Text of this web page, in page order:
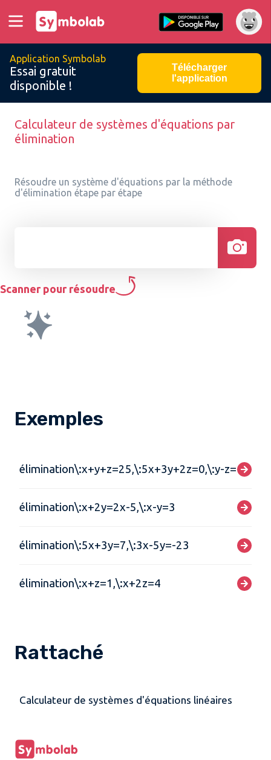
Application Symbolab
Essai gratuit
disponible !
Télécharger
l'application
Calculateur de systèmes d'équations par
élimination
Résoudre un système d'équations par la méthode
d'élimination étape par étape
Scanner pour résoudre
Exemples
élimination\:x+y+z=25,\:5x+3y+2z=0,\:y-z=6
élimination\:x+2y=2x-5,\:x-y=3
élimination\:5x+3y=7,\:3x-5y=-23
élimination\:x+z=1,\:x+2z=4
Rattaché
Calculateur de systèmes d'équations linéaires